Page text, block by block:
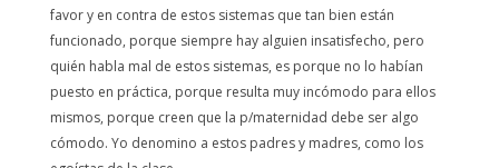
favor y en contra de estos sistemas que tan bien están
funcionado, porque siempre hay alguien insatisfecho, pero
quién habla mal de estos sistemas, es porque no lo habían
puesto en práctica, porque resulta muy incómodo para ellos
mismos, porque creen que la p/maternidad debe ser algo
cómodo. Yo denomino a estos padres y madres, como los